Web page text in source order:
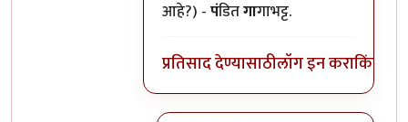
आहे?) -पंडितगागाभट्ट.
प्रतिसाद देण्यासाठीलॉग इन कराकिंवा